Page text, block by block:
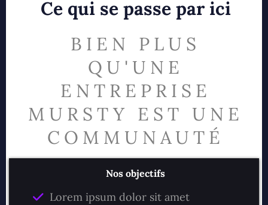
Ce qui se passe par ici
BIEN PLUS
QU'UNE
ENTREPRISE
MURSTY EST UNE
COMMUNAUTÉ
Nos objectifs
Lorem ipsum dolor sit amet